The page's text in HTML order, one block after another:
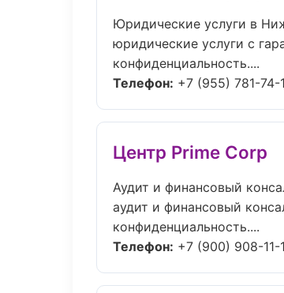
Юридические услуги в
юридические услуги с
конфиденциальность....
Телефон: +7 (955) 781-74-
Центр Prime Corp
Аудит и финансовый
аудит и финансовый
конфиденциальность....
Телефон: +7 (900) 908-11-